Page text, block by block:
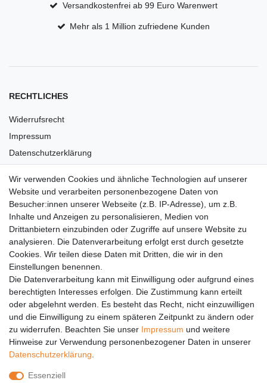
Versandkostenfrei ab 99 Euro Warenwert
Mehr als 1 Million zufriedene Kunden
RECHTLICHES
Widerrufsrecht
Impressum
Datenschutzerklärung
Versandkosten
Barrierefreiheit
Anleitungen
Vertrag widerrufen
PARTNER
DHL
GLS
PaketPLUS
SPONSORING
Wir verwenden Cookies und ähnliche Technologien auf unserer
Website und verarbeiten personenbezogene Daten von
Besucher:innen unserer Webseite (z.B. IP-Adresse), um z.B.
Inhalte und Anzeigen zu personalisieren, Medien von
Drittanbietern einzubinden oder Zugriffe auf unsere Website zu
analysieren. Die Datenverarbeitung erfolgt erst durch gesetzte
Cookies. Wir teilen diese Daten mit Dritten, die wir in den
Einstellungen benennen.
Die Datenverarbeitung kann mit Einwilligung oder aufgrund eines
berechtigten Interesses erfolgen. Die Zustimmung kann erteilt
oder abgelehnt werden. Es besteht das Recht, nicht einzuwilligen
und die Einwilligung zu einem späteren Zeitpunkt zu ändern oder
zu widerrufen. Beachten Sie unser Impressum und weitere
Hinweise zur Verwendung personenbezogener Daten in unserer
Daten­schutz­erklärung
Essenziell